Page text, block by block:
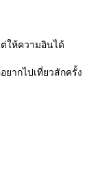
ให้ความอินได้
ากไปเที่ยวสักครั้ง